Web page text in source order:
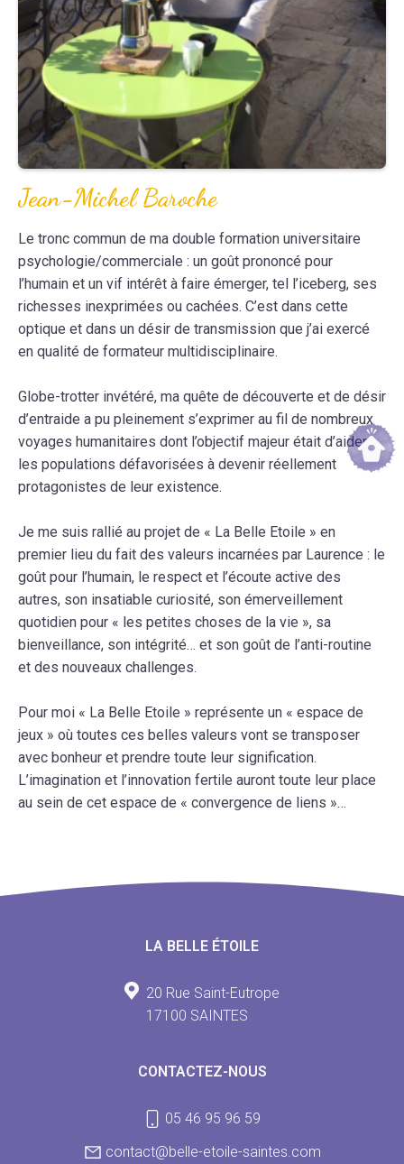
Jean-Michel Baroche
Le tronc commun de ma double formation universitaire
psychologie/commerciale : un goût prononcé pour
l’humain et un vif intérêt à faire émerger, tel l’iceberg, ses
richesses inexprimées ou cachées. C’est dans cette
optique et dans un désir de transmission que j’ai exercé
en qualité de formateur multidisciplinaire.
Globe-trotter invétéré, ma quête de découverte et de désir
d’entraide a pu pleinement s’exprimer au fil de nombreux
voyages humanitaires dont l’objectif majeur était d’aider
les populations défavorisées à devenir réellement
protagonistes de leur existence.
Je me suis rallié au projet de « La Belle Etoile » en
premier lieu du fait des valeurs incarnées par Laurence : le
goût pour l’humain, le respect et l’écoute active des
autres, son insatiable curiosité, son émerveillement
quotidien pour « les petites choses de la vie », sa
bienveillance, son intégrité… et son goût de l’anti-routine
et des nouveaux challenges.
Pour moi « La Belle Etoile » représente un « espace de
jeux » où toutes ces belles valeurs vont se transposer
avec bonheur et prendre toute leur signification.
L’imagination et l’innovation fertile auront toute leur place
au sein de cet espace de « convergence de liens »…
LA BELLE ÉTOILE
20 Rue Saint-Eutrope
17100 SAINTES
CONTACTEZ-NOUS
05 46 95 96 59
contact@belle-etoile-saintes.com